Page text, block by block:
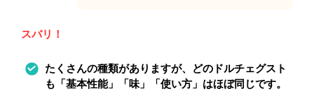
スバリ！
たくさんの種類がありますが、どのドルチェグスト
も「基本性能」「味」「使い方」はほぼ同じです。